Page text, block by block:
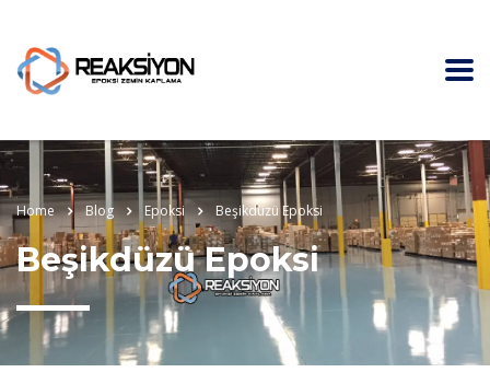
Home Blog Epoksi Beşikdüzü Epoksi
Beşikdüzü Epoksi